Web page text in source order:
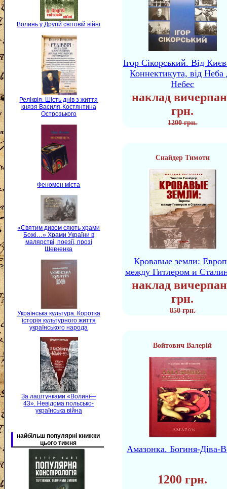
Волинь у Другій світовій війні
Реліквія. Шість днів з життя
князя Василя-Костянтина
Острозького
Феномен міста
«Святим дивом сяють храми
Божі…» Храми України в
малярстві, поезії, прозі
Шевченка
Українська культура. Коротка
історія культурного життя
українського народа
За лаштунками «Волині—
43». Невідома польсько-
українська війна
найбільш популярні книжки
цього тижня
Ігор Сікорський. Від
Коннектикута, від Неба
Небес
наклад
грн.
1200 грн.
Снайдер Тимоти
Кровавые земли:
между Гитлером и
наклад
грн.
850 грн.
Войтович Валерій
Амазонка. Богиня-Діва-
1200 грн.